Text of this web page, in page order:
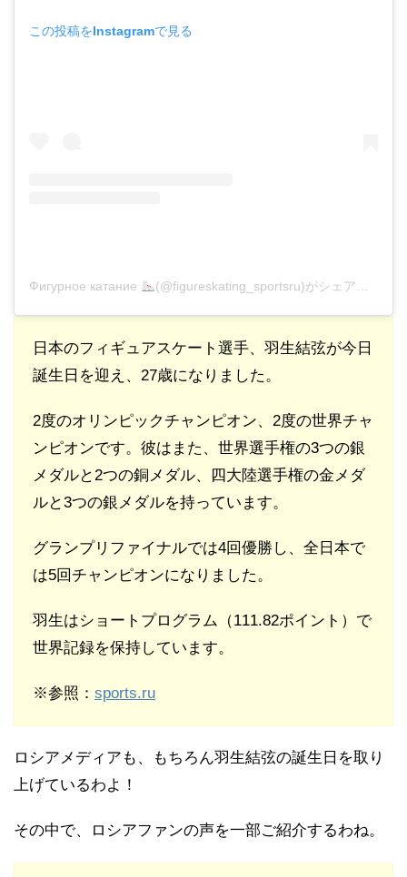
この投稿をInstagramで見る
Фигурное катание (@figureskating_sportsru)がシェアした投稿
日本のフィギュアスケート選手、羽生結弦が今日
誕生日を迎え、27歳になりました。
2度のオリンピックチャンピオン、2度の世界チャ
ンピオンです。彼はまた、世界選手権の3つの銀
メダルと2つの銅メダル、四大陸選手権の金メダ
ルと3つの銀メダルを持っています。
グランプリファイナルでは4回優勝し、全日本で
は5回チャンピオンになりました。
羽生はショートプログラム（111.82ポイント）で
世界記録を保持しています。
※参照： sports.ru
ロシアメディアも、もちろん羽生結弦の誕生日を取り
上げているわよ！
その中で、ロシアファンの声を一部ご紹介するわね。